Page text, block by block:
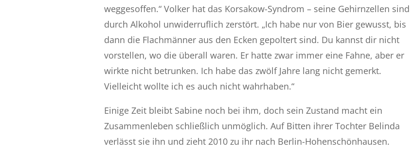
weggesoffen.“ Volker hat das Korsakow-Syndrom – seine Gehirnzellen sind
durch Alkohol unwiderruflich zerstört. „Ich habe nur von Bier gewusst, bis
dann die Flachmänner aus den Ecken gepoltert sind. Du kannst dir nicht
vorstellen, wo die überall waren. Er hatte zwar immer eine Fahne, aber er
wirkte nicht betrunken. Ich habe das zwölf Jahre lang nicht gemerkt.
Vielleicht wollte ich es auch nicht wahrhaben.“
Einige Zeit bleibt Sabine noch bei ihm, doch sein Zustand macht ein
Zusammenleben schließlich unmöglich. Auf Bitten ihrer Tochter Belinda
verlässt sie ihn und zieht 2010 zu ihr nach Berlin-Hohenschönhausen.